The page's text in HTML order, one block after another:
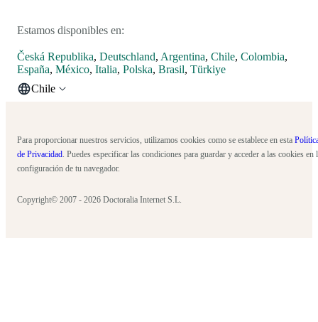
Estamos disponibles en:
Česká Republika, Deutschland, Argentina, Chile, Colombia,
España, México, Italia, Polska, Brasil, Türkiye
Chile
Para proporcionar nuestros servicios, utilizamos cookies como se establece en esta
de Privacidad. Puedes especificar las condiciones para guardar y acceder a las cookies en
configuración de tu navegador.
Copyright© 2007 - 2026 Doctoralia Internet S.L.